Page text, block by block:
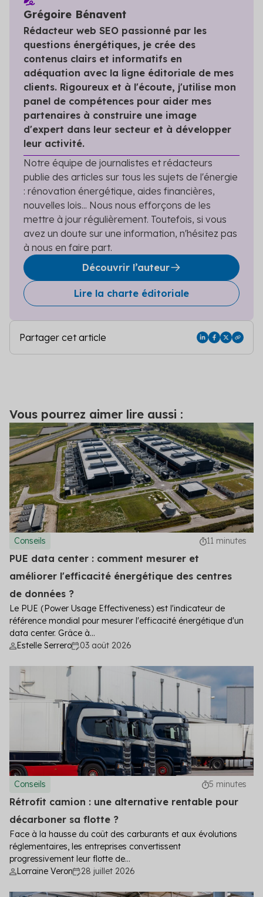
Grégoire Bénavent
Rédacteur web SEO passionné par les
questions énergétiques, je crée des
contenus clairs et informatifs en
adéquation avec la ligne éditoriale de mes
clients. Rigoureux et à l'écoute, j'utilise mon
panel de compétences pour aider mes
partenaires à construire une image
d'expert dans leur secteur et à développer
leur activité.
Notre équipe de journalistes et rédacteurs
publie des articles sur tous les sujets de l'énergie
: rénovation énergétique, aides financières,
nouvelles lois... Nous nous efforçons de les
mettre à jour régulièrement. Toutefois, si vous
avez un doute sur une information, n'hésitez pas
à nous en faire part.
Découvrir l’auteur
Lire la charte éditoriale
Partager cet article
Vous pourrez aimer lire aussi :
Conseils 11 minutes
PUE data center : comment mesurer et
améliorer l'efficacité énergétique des centres
de données ?
Le PUE (Power Usage Effectiveness) est l'indicateur de
référence mondial pour mesurer l'efficacité énergétique d'un
data center. Grâce à...
Estelle Serrero
03 août 2026
Conseils 5 minutes
Rétrofit camion : une alternative rentable pour
décarboner sa flotte ?
Face à la hausse du coût des carburants et aux évolutions
réglementaires, les entreprises convertissent
progressivement leur flotte de...
Lorraine Veron
28 juillet 2026